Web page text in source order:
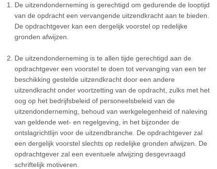
De uitzendonderneming is gerechtigd om gedurende de looptijd
van de opdracht een vervangende uitzendkracht aan te bieden.
De opdrachtgever kan een dergelijk voorstel op redelijke
gronden afwijzen.
De uitzendonderneming is te allen tijde gerechtigd aan de
opdrachtgever een voorstel te doen tot vervanging van een ter
beschikking gestelde uitzendkracht door een andere
uitzendkracht onder voortzetting van de opdracht, zulks met het
oog op het bedrijfsbeleid of personeelsbeleid van de
uitzendonderneming, behoud van werkgelegenheid of naleving
van geldende wet- en regelgeving, in het bijzonder de
ontslagrichtlijn voor de uitzendbranche. De opdrachtgever zal
een dergelijk voorstel slechts op redelijke gronden afwijzen. De
opdrachtgever zal een eventuele afwijzing desgevraagd
schriftelijk motiveren.